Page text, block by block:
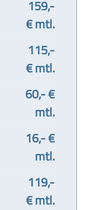
159,-
€ mtl.
115,-
€ mtl.
60,- €
mtl.
16,- €
mtl.
119,-
€ mtl.